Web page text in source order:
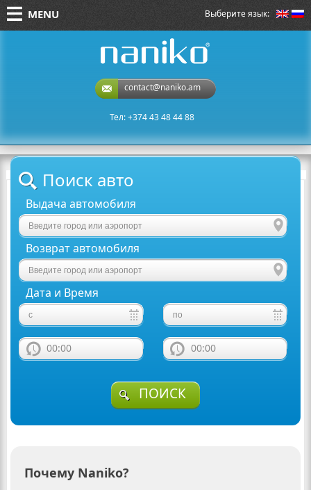
Выберите язык:
MENU
contact@naniko.am
Тел: +374 43 48 44 88
Поиск авто
Выдача автомобиля
Возврат автомобиля
Дата и Время
00:00 00:00
ПОИСК
Почему Naniko?